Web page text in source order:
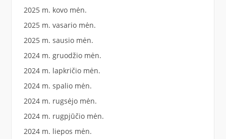
2025 m. kovo mėn.
2025 m. vasario mėn.
2025 m. sausio mėn.
2024 m. gruodžio mėn.
2024 m. lapkričio mėn.
2024 m. spalio mėn.
2024 m. rugsėjo mėn.
2024 m. rugpjūčio mėn.
2024 m. liepos mėn.